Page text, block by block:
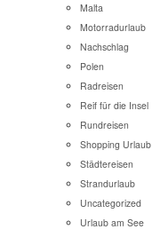
Malta
Motorradurlaub
Nachschlag
Polen
Radreisen
Reif für die Insel
Rundreisen
Shopping Urlaub
Städtereisen
Strandurlaub
Uncategorized
Urlaub am See